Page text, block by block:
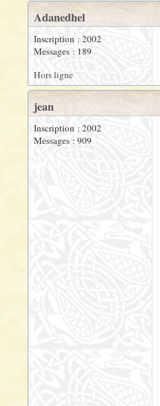
Adanedhel
Inscription : 2002
Messages : 189
Hors ligne
jean
Inscription : 2002
Messages : 909